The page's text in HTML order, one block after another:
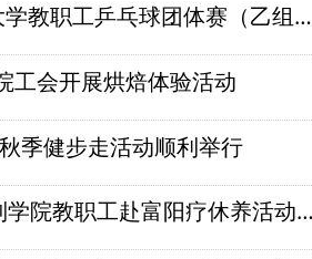
喜报 | 控制学院在2023年浙江大学教职工乒乓球团体赛（乙组）中喜获亚军
工会开展烘焙体验活动
季健步走活动顺利举行
职工赴富阳疗休养活动顺利开展